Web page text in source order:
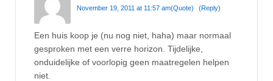
November 19, 2011 at 11:57 am(Quote) (Reply)
Een huis koop je (nu nog niet, haha) maar normaal
gesproken met een verre horizon. Tijdelijke,
onduidelijke of voorlopig geen maatregelen helpen
niet.